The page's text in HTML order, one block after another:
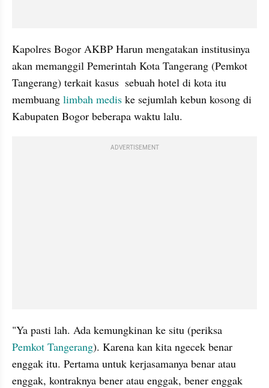
Kapolres Bogor AKBP Harun mengatakan institusinya
akan memanggil Pemerintah Kota Tangerang (Pemkot
Tangerang) terkait kasus  sebuah hotel di kota itu
membuang limbah medis ke sejumlah kebun kosong di
Kabupaten Bogor beberapa waktu lalu.
ADVERTISEMENT
Pemkot Tangerang). Karena kan kita ngecek benar
enggak itu. Pertama untuk kerjasamanya benar atau
enggak, kontraknya bener atau enggak, bener enggak